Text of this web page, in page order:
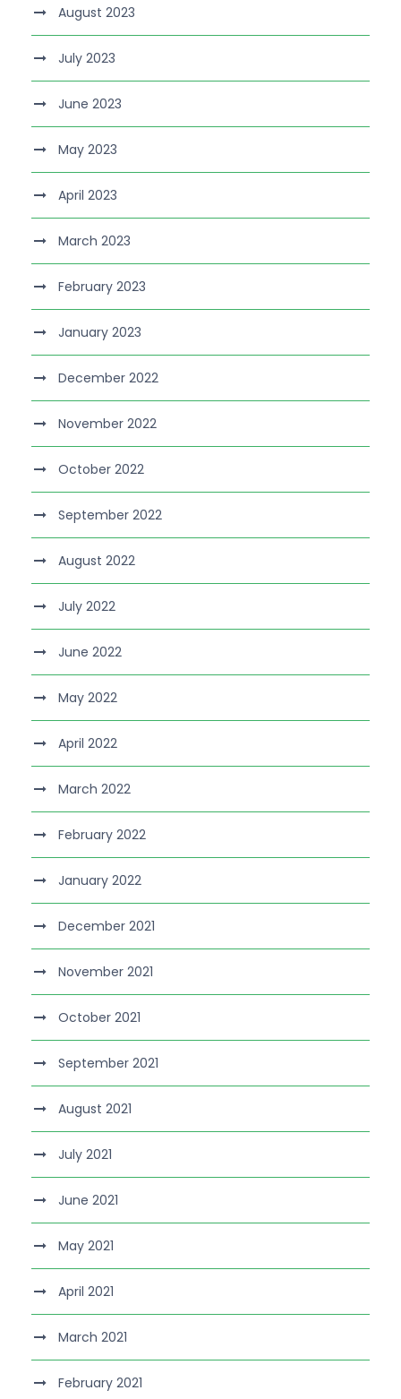
August 2023
July 2023
June 2023
May 2023
April 2023
March 2023
February 2023
January 2023
December 2022
November 2022
October 2022
September 2022
August 2022
July 2022
June 2022
May 2022
April 2022
March 2022
February 2022
January 2022
December 2021
November 2021
October 2021
September 2021
August 2021
July 2021
June 2021
May 2021
April 2021
March 2021
February 2021